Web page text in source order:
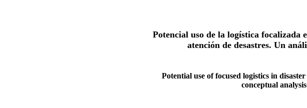
Potencial uso de la logística focalizada
atención de desastres. Un
Potential use of focused logistics in
conceptual analysis